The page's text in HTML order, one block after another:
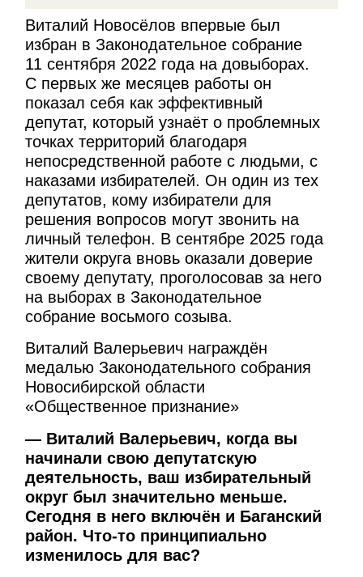
Виталий Новосёлов впервые был
избран в Законодательное собрание
11 сентября 2022 года на довыборах.
С первых же месяцев работы он
показал себя как эффективный
депутат, который узнаёт о проблемных
точках территорий благодаря
непосредственной работе с людьми, с
наказами избирателей. Он один из тех
депутатов, кому избиратели для
решения вопросов могут звонить на
личный телефон. В сентябре 2025 года
жители округа вновь оказали доверие
своему депутату, проголосовав за него
на выборах в Законодательное
собрание восьмого созыва.
Виталий Валерьевич награждён
медалью Законодательного собрания
Новосибирской области
«Общественное признание»
— Виталий Валерьевич, когда вы
начинали свою депутатскую
деятельность, ваш избирательный
округ был значительно меньше.
Сегодня в него включён и Баганский
район. Что-то принципиально
изменилось для вас?